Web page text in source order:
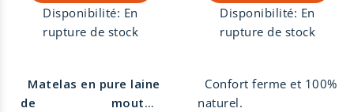
matelassier.
Disponibilité: En
rupture de stock
Matelas en pure laine
de mouton
Disponibilité: En
rupture de stock
Confort ferme et 100%
naturel.